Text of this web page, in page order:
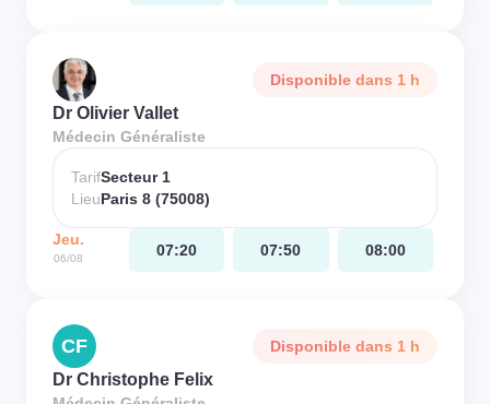
Disponible dans 1 h
Dr Olivier Vallet
Médecin Généraliste
TarifSecteur 1
LieuParis 8 (75008)
Jeu.
06/08 07:20 07:50 08:00
CF Disponible dans 1 h
Dr Christophe Felix